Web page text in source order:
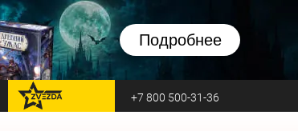
Подробнее
перейти на Zvezda +7 800 500-31-36